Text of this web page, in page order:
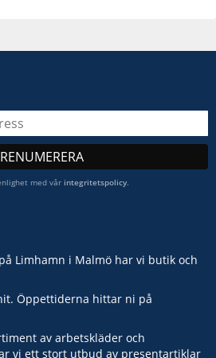
med vår integritetspolicy.
Limhamn i Malmö har vi butik och
Öppettiderna hittar ni på
av arbetskläder och
vi ett stort utbud av presentartiklar